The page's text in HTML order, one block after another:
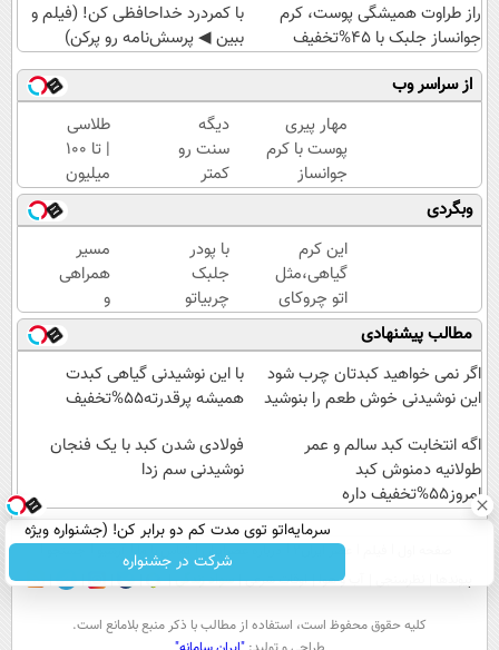
راز طراوت همیشگی پوست، کرم
جوانساز جلبک با 45%تخفیف
با کمردرد خداحافظی کن! (فیلم و
ببین ◀ پرسش‌نامه رو پرکن)
از سراسر وب
مهار پیری
پوست با کرم
جوانساز
پوست
آلمانی(تخفیف
ویژه تا
امشب)
دیگه
سنت رو
کمتر
حدس
میزنن😉
کرم
ضدچروک
گیاهی👈🏻
45%تخفیف
طلاسی
| تا 100
میلیون
وام
آنی
خرید
طلا💰
ثبت
نام
کن!
وبگردی
این کرم
گیاهی،مثل
اتو چروکای
پوستتوصاف
میکنه!50%تخفیف
با پودر
جلبک
چربیاتو
مثل
اسید
ذوب
کن
تا
امشب)
مسیر
همراهی
و
گزارش
عملکرد
گروه
اسنپ
۱۴۰۴
مطالب پیشنهادی
اگر نمی خواهید کبدتان چرب شود
این نوشیدنی خوش طعم را بنوشید
با این نوشیدنی گیاهی کبدت
همیشه پرقدرته55%تخفیف
اگه انتخابت کبد سالم و عمر
طولانیه دمنوش کبد
امروز55%تخفیف داره
فولادی شدن کبد با یک فنجان
نوشیدنی سم زدا
سرمایه‌اتو توی مدت کم دو برابر کن! (جشنواره ویژه
زاگرس)🔥
شرکت در جشنواره عصر ایران۲ درباره عصرایران تماس با ما
آب و هوا اوقات شرعی سواد زندگی
كليه حقوق محفوظ است، استفاده از مطالب با ذكر منبع بلامانع است.